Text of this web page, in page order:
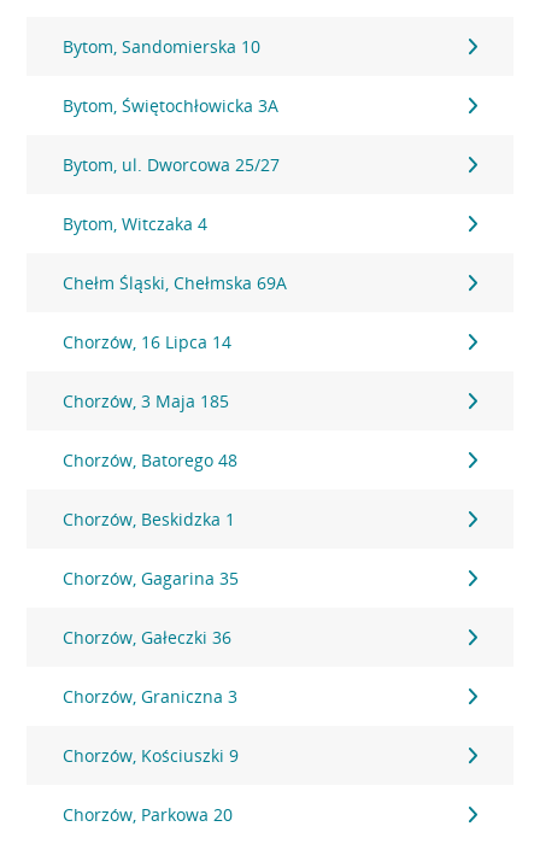
Bytom, Sandomierska 10
Bytom, Świętochłowicka 3A
Bytom, ul. Dworcowa 25/27
Bytom, Witczaka 4
Chełm Śląski, Chełmska 69A
Chorzów, 16 Lipca 14
Chorzów, 3 Maja 185
Chorzów, Batorego 48
Chorzów, Beskidzka 1
Chorzów, Gagarina 35
Chorzów, Gałeczki 36
Chorzów, Graniczna 3
Chorzów, Kościuszki 9
Chorzów, Parkowa 20